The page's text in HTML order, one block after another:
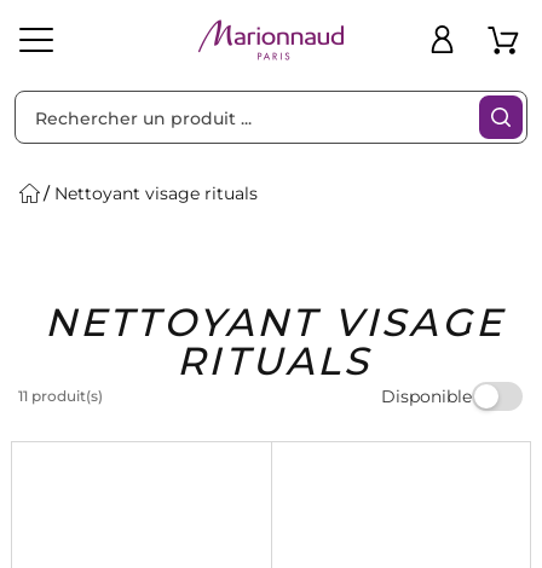
Solaire Homme Marques Idées
Cadeaux
Bons
Plans
Nettoyant visage rituals
NETTOYANT VISAGE
RITUALS
11 produit(s) Disponible
Filtres